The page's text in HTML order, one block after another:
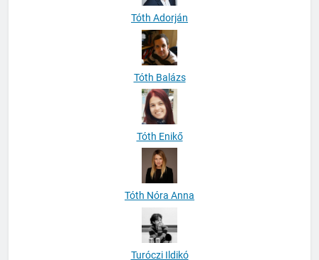
Tóth Adorján
Tóth Balázs
Tóth Enikő
Tóth Nóra Anna
Turóczi Ildikó